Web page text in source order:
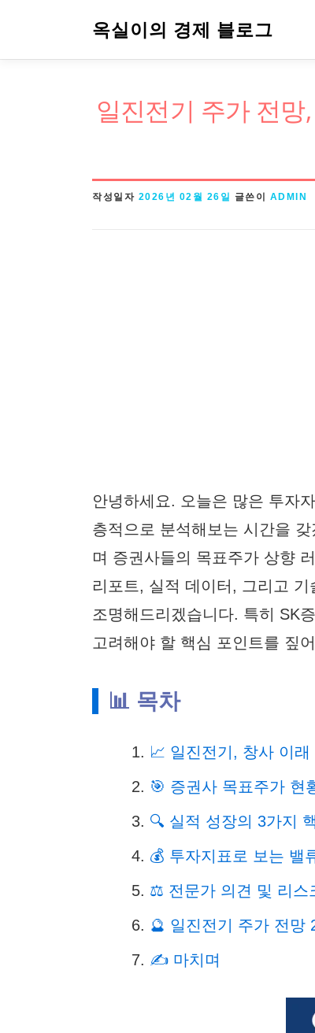
으
옥실이의 경제 블로그
일진전기 주가 전
작성일자 2026년 02월 26일 글쓴이 ADMIN
안녕하세요. 오늘은 많은 투자
층적으로 분석해보는 시간을
며 증권사들의 목표주가 상향
리포트, 실적 데이터, 그리고 기
조명해드리겠습니다. 특히 SK
고려해야 할 핵심 포인트를 짚
📊 목차
1. 📈 일진전기, 창사 이래
2. 🎯 증권사 목표주가 현
3. 🔍 실적 성장의 3가지
4. 💰 투자지표로 보는 밸
5. ⚖️ 전문가 의견 및 리스
6. 🔮 일진전기 주가 전망
7. ✍️ 마치며